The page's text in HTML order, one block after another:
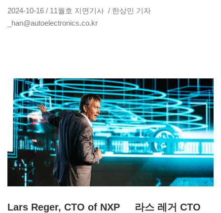
2024-10-16 / 11월호 지면기사 / 한상민 기자
_han@autoelectronics.co.kr
Lars Reger, CTO of NXP 라스 레거 CTO